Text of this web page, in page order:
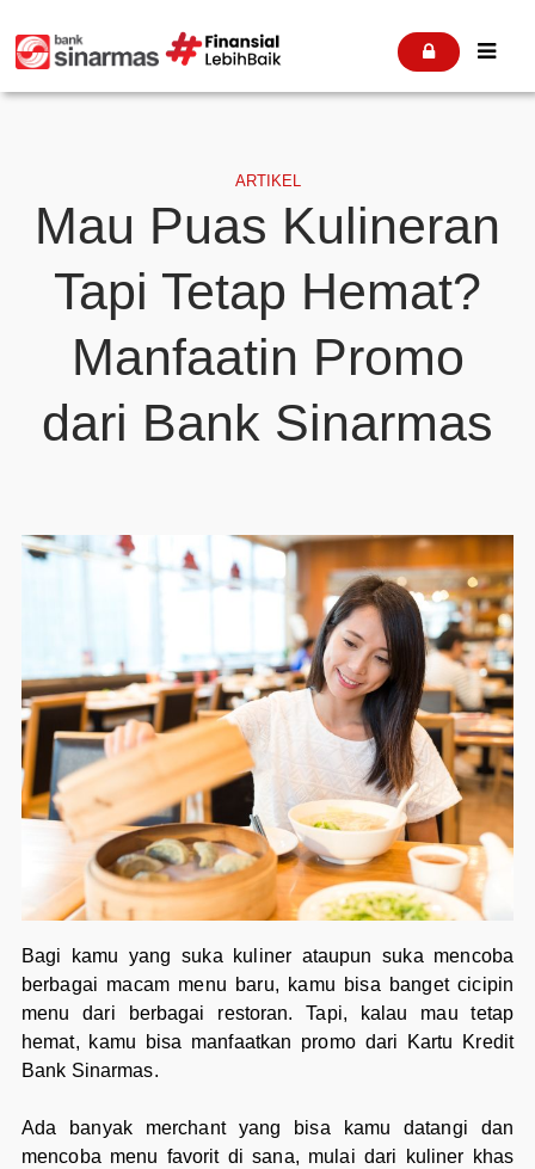
 
ARTIKEL
Mau Puas Kulineran
Tapi Tetap Hemat?
Manfaatin Promo
dari Bank Sinarmas
Bagi kamu yang suka kuliner ataupun suka mencoba
berbagai macam menu baru, kamu bisa banget cicipin
menu dari berbagai restoran. Tapi, kalau mau tetap
hemat, kamu bisa manfaatkan promo dari Kartu Kredit
Bank Sinarmas.
Ada banyak merchant yang bisa kamu datangi dan
mencoba menu favorit di sana, mulai dari kuliner khas